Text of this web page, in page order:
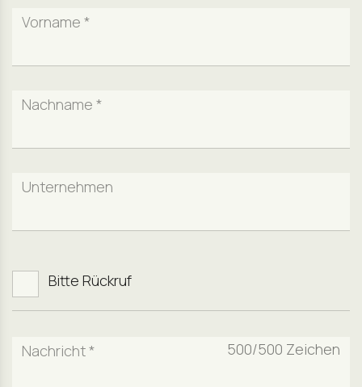
Vorname *
Nachname *
Unternehmen
Bitte Rückruf
Nachricht * 500/500 Zeichen